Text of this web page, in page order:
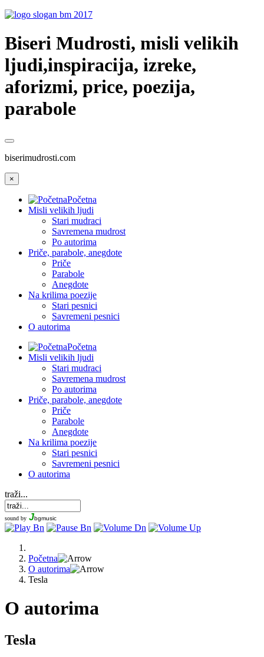
Biseri Mudrosti, misli velikih
ljudi,inspiracija, izreke,
aforizmi, price, poezija,
parabole
biserimudrosti.com
×
Početna
Misli velikih ljudi
Stari mudraci
Savremena mudrost
Po autorima
Priče, parabole, anegdote
Priče
Parabole
Anegdote
Na krilima poezije
Stari pesnici
Savremeni pesnici
O autorima
Početna
Misli velikih ljudi
Stari mudraci
Savremena mudrost
Po autorima
Priče, parabole, anegdote
Priče
Parabole
Anegdote
Na krilima poezije
Stari pesnici
Savremeni pesnici
O autorima
traži...
sound by Jbgmusic
Početna
O autorima
Tesla
O autorima
Tesla